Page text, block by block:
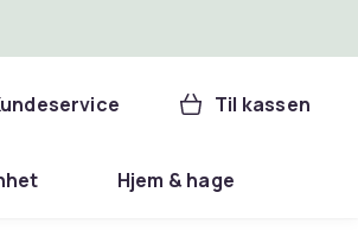
Til kassen
Hjem & hage